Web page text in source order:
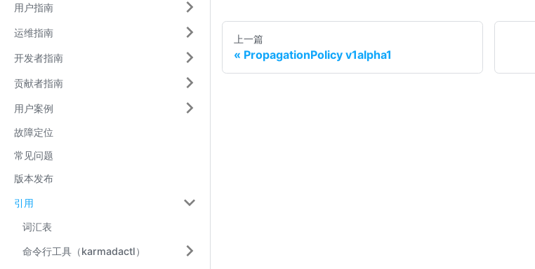
用户指南
运维指南
开发者指南
贡献者指南
用户案例
故障定位
常见问题
版本发布
引用
词汇表
命令行工具（karmadactl）
上一篇
PropagationPolicy v1alpha1